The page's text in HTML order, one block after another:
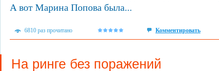
А вот Марина Попова была...
6810 раз прочитано Комментировать
На ринге без поражений